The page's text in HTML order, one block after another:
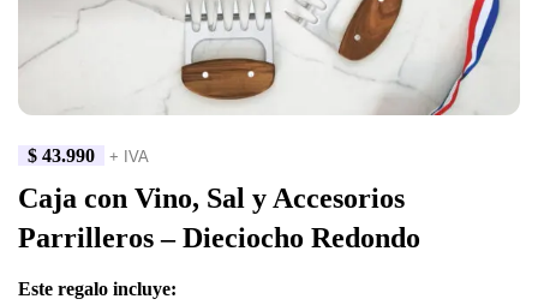
$ 43.990 + IVA
Caja con Vino, Sal y Accesorios
Parrilleros – Dieciocho Redondo
Este regalo incluye: